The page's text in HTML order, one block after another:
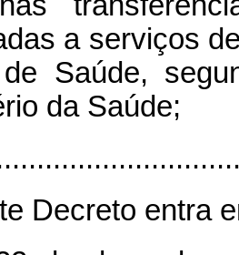
a serviços
Saúde,
da Saúde;
Decreto entra